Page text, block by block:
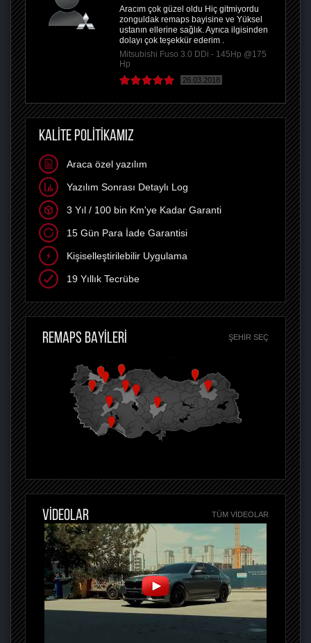
Aracım çok güzel oldu Hiç gitmiyordu
zonguldak remaps bayisine ve Yüksel
ustanın ellerine sağlık. Ayrıca ilgisinden
dolayı çok teşekkür ederim .
Mitsubishi Fuso 3.0 DDi - 145Hp @175
Hp
26.03.2018
KALİTE POLİTİKAMIZ
Araca özel yazılım
Yazılım Sonrası Detaylı Log
3 Yıl / 100 bin Km'ye Kadar Garanti
15 Gün Para İade Garantisi
Kişiselleştirilebilir Uygulama
19 Yıllık Tecrübe
REMAPS BAYİLERİ ŞEHIR SEÇ
VİDEOLAR TÜM VIDEOLAR